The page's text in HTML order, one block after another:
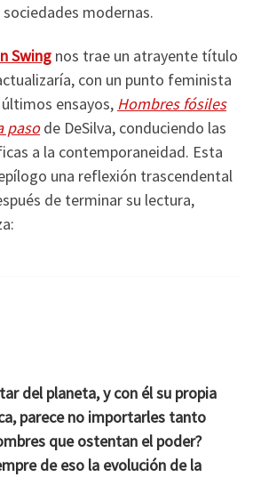
modernas.
Swing nos trae un atrayente título
con un punto feminista
ensayos, Hombres fósiles
pasode DeSilva, conduciendo las
a la contemporaneidad. Esta
una reflexión trascendental
de terminar su lectura,
del planeta, y con él su propia
parece no importarles tanto
que ostentan el poder?
de eso la evolución de la